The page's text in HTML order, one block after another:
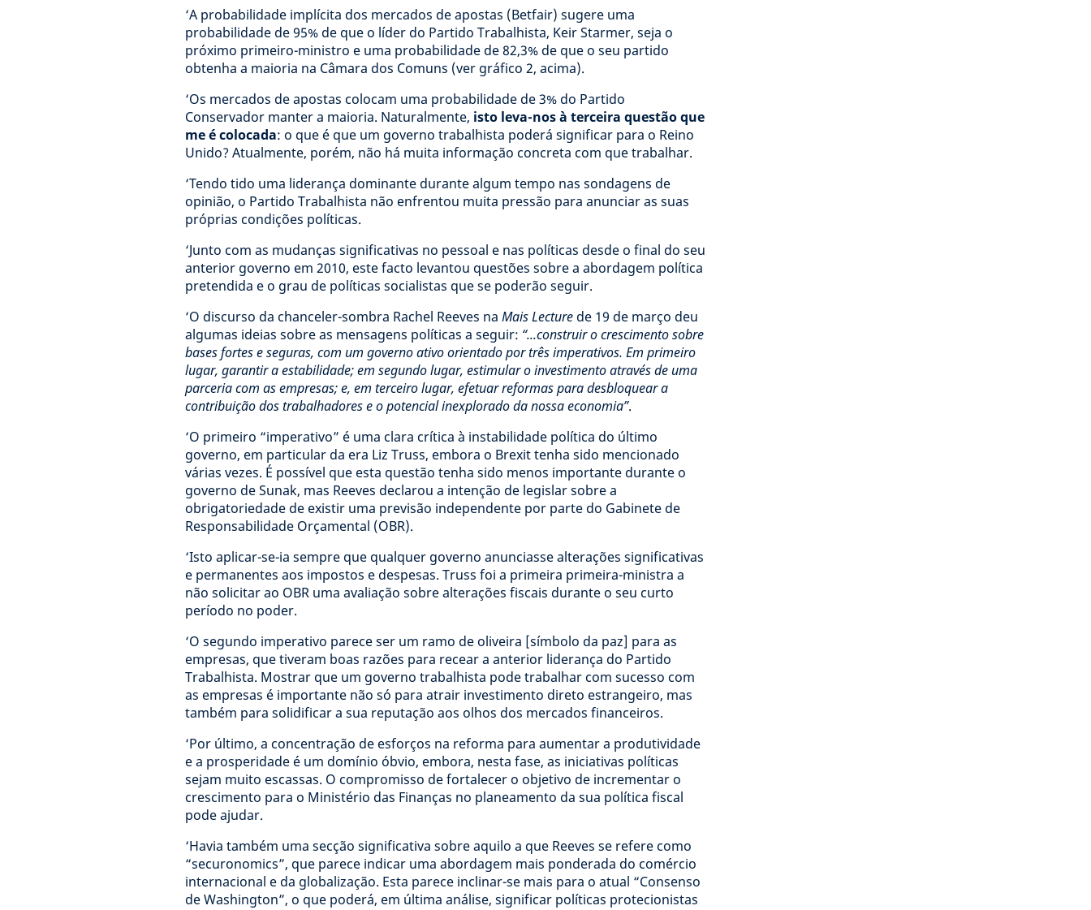
‘A probabilidade implícita dos mercados de apostas (Betfair) sugere uma
probabilidade de 95% de que o líder do Partido Trabalhista, Keir Starmer, seja o
próximo primeiro-ministro e uma probabilidade de 82,3% de que o seu partido
obtenha a maioria na Câmara dos Comuns (ver gráfico 2, acima).
‘Os mercados de apostas colocam uma probabilidade de 3% do Partido
Conservador manter a maioria. Naturalmente, isto leva-nos à terceira questão que
me é colocada: o que é que um governo trabalhista poderá significar para o Reino
Unido? Atualmente, porém, não há muita informação concreta com que trabalhar.
‘Tendo tido uma liderança dominante durante algum tempo nas sondagens de
opinião, o Partido Trabalhista não enfrentou muita pressão para anunciar as suas
próprias condições políticas.
‘Junto com as mudanças significativas no pessoal e nas políticas desde o final do seu
anterior governo em 2010, este facto levantou questões sobre a abordagem política
pretendida e o grau de políticas socialistas que se poderão seguir.
‘O discurso da chanceler-sombra Rachel Reeves na Mais Lecture de 19 de março deu
algumas ideias sobre as mensagens políticas a seguir: “...construir o crescimento sobre
bases fortes e seguras, com um governo ativo orientado por três imperativos. Em primeiro
lugar, garantir a estabilidade; em segundo lugar, estimular o investimento através de uma
parceria com as empresas; e, em terceiro lugar, efetuar reformas para desbloquear a
contribuição dos trabalhadores e o potencial inexplorado da nossa economia”.
‘O primeiro “imperativo” é uma clara crítica à instabilidade política do último
governo, em particular da era Liz Truss, embora o Brexit tenha sido mencionado
várias vezes. É possível que esta questão tenha sido menos importante durante o
governo de Sunak, mas Reeves declarou a intenção de legislar sobre a
obrigatoriedade de existir uma previsão independente por parte do Gabinete de
Responsabilidade Orçamental (OBR).
‘Isto aplicar-se-ia sempre que qualquer governo anunciasse alterações significativas
e permanentes aos impostos e despesas. Truss foi a primeira primeira-ministra a
não solicitar ao OBR uma avaliação sobre alterações fiscais durante o seu curto
período no poder.
‘O segundo imperativo parece ser um ramo de oliveira [símbolo da paz] para as
empresas, que tiveram boas razões para recear a anterior liderança do Partido
Trabalhista. Mostrar que um governo trabalhista pode trabalhar com sucesso com
as empresas é importante não só para atrair investimento direto estrangeiro, mas
também para solidificar a sua reputação aos olhos dos mercados financeiros.
‘Por último, a concentração de esforços na reforma para aumentar a produtividade
e a prosperidade é um domínio óbvio, embora, nesta fase, as iniciativas políticas
sejam muito escassas. O compromisso de fortalecer o objetivo de incrementar o
crescimento para o Ministério das Finanças no planeamento da sua política fiscal
pode ajudar.
‘Havia também uma secção significativa sobre aquilo a que Reeves se refere como
“securonomics”, que parece indicar uma abordagem mais ponderada do comércio
internacional e da globalização. Esta parece inclinar-se mais para o atual “Consenso
de Washington”, o que poderá, em última análise, significar políticas protecionistas